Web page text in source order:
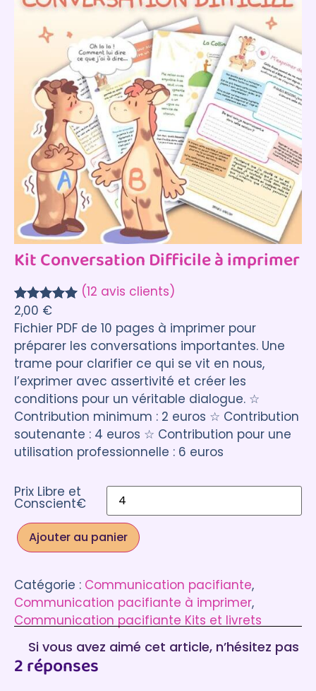
Kit Conversation Difficile à imprimer
Noté5.00
sur 5
basé sur
12
notations
client
(12 avis clients)
2,00 €
Fichier PDF de 10 pages à imprimer pour
préparer les conversations importantes. Une
trame pour clarifier ce qui se vit en nous,
l’exprimer avec assertivité et créer les
conditions pour un véritable dialogue. ☆
Contribution minimum : 2 euros ☆ Contribution
soutenante : 4 euros ☆ Contribution pour une
utilisation professionnelle : 6 euros
Prix Libre et
Conscient€
Ajouter au panier
Catégorie : Communication pacifiante
Communication pacifiante à imprimer
Communication pacifiante Kits et livrets
Si vous avez aimé cet article, n’hésitez pas
à laisser un commentaire :)
2 réponses